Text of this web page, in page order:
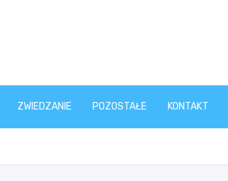
ZWIEDZANIE POZOSTAŁE KONTAKT